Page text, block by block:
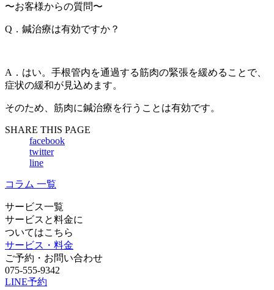
〜お客様からの質問〜
Q．鍼治療は有効ですか？
A．はい。手根管内を通過する筋肉の緊張を緩めることで、
症状の緩和が見込めます。
そのため、筋肉に鍼治療を行うことは有効です。
SHARE THIS PAGE
facebook
twitter
line
コラム 一覧
サービス一覧
サービスと料金に
ついてはこちら
サービス・料金
ご予約・お問い合わせ
075-555-9342
LINE予約